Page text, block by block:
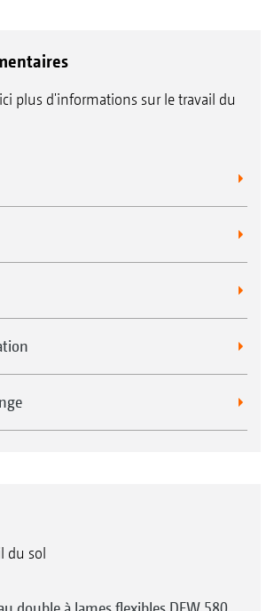
plus d'informations sur le travail du
du sol